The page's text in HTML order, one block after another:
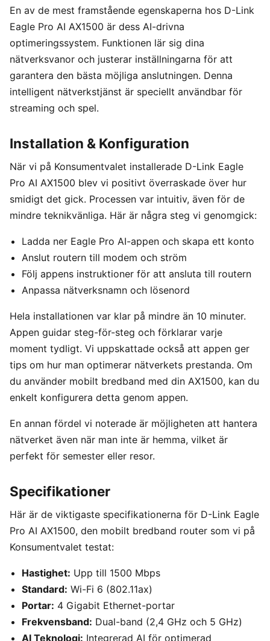
En av de mest framstående egenskaperna hos D-Link
Eagle Pro AI AX1500 är dess AI-drivna
optimeringssystem. Funktionen lär sig dina
nätverksvanor och justerar inställningarna för att
garantera den bästa möjliga anslutningen. Denna
intelligent nätverkstjänst är speciellt användbar för
streaming och spel.
Installation & Konfiguration
När vi på Konsumentvalet installerade D-Link Eagle
Pro AI AX1500 blev vi positivt överraskade över hur
smidigt det gick. Processen var intuitiv, även för de
mindre teknikvänliga. Här är några steg vi genomgick:
Ladda ner Eagle Pro AI-appen och skapa ett konto
Anslut routern till modem och ström
Följ appens instruktioner för att ansluta till routern
Anpassa nätverksnamn och lösenord
Hela installationen var klar på mindre än 10 minuter.
Appen guidar steg-för-steg och förklarar varje
moment tydligt. Vi uppskattade också att appen ger
tips om hur man optimerar nätverkets prestanda. Om
du använder mobilt bredband med din AX1500, kan du
enkelt konfigurera detta genom appen.
En annan fördel vi noterade är möjligheten att hantera
nätverket även när man inte är hemma, vilket är
perfekt för semester eller resor.
Specifikationer
Här är de viktigaste specifikationerna för D-Link Eagle
Pro AI AX1500, den mobilt bredband router som vi på
Konsumentvalet testat:
Hastighet: Upp till 1500 Mbps
Standard: Wi-Fi 6 (802.11ax)
Portar: 4 Gigabit Ethernet-portar
Frekvensband: Dual-band (2,4 GHz och 5 GHz)
AI Teknologi: Integrerad AI för optimerad